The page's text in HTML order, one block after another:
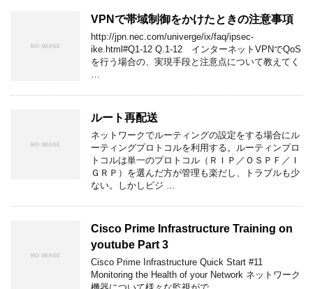
VPNで帯域制御をかけたときの注意事項
http://jpn.nec.com/univerge/ix/faq/ipsec-
ike.html#Q1-12 Q.1-12 インターネットVPNでQoS
を行う場合の、実現手段と注意点について教えてく
ルート再配送
ネットワークでルーティングの設定をする場合にル
ーティングプロトコルを利用する。ルーティンプロ
トコルは単一のプロトコル（ＲＩＰ／ＯＳＰＦ／Ｉ
ＧＲＰ）を選んだ方が管理も楽だし、トラブルも少
ない。しかしビジ …
Cisco Prime Infrastructure Training on
youtube Part 3
Cisco Prime Infrastructure Quick Start #11
Monitoring the Health of your Network ネットワーク